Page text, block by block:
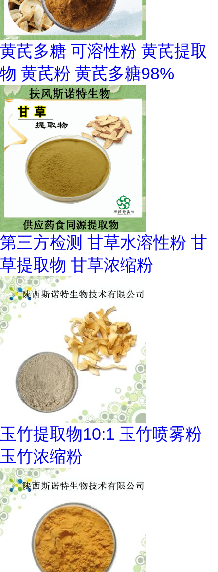
黄芪多糖 可溶性粉 黄芪提取
物 黄芪粉 黄芪多糖98%
第三方检测 甘草水溶性粉 甘
草提取物 甘草浓缩粉
玉竹提取物10:1 玉竹喷雾粉
玉竹浓缩粉